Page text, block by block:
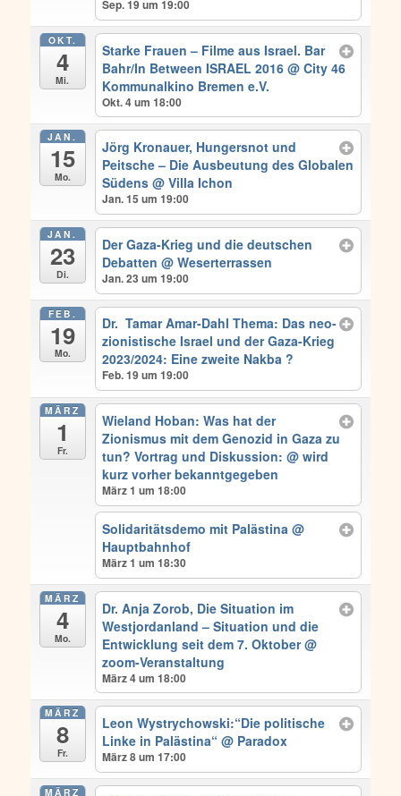
Sep. 19 um 19:00
OKT.
4
Mi.
Starke Frauen – Filme aus Israel. Bar
Bahr/In Between ISRAEL 2016@ City 46
Kommunalkino Bremen e.V.
Okt. 4 um 18:00
JAN.
15
Mo.
Jörg Kronauer, Hungersnot und
Peitsche – Die Ausbeutung des Globalen
Südens@ Villa Ichon
Jan. 15 um 19:00
JAN.
23
Di.
Der Gaza-Krieg und die deutschen
Debatten@ Weserterrassen
Jan. 23 um 19:00
FEB.
19
Mo.
Dr. Tamar Amar-Dahl Thema: Das neo-
zionistische Israel und der Gaza-Krieg
2023/2024: Eine zweite Nakba ?
Feb. 19 um 19:00
MÄRZ
1
Fr.
Wieland Hoban: Was hat der
Zionismus mit dem Genozid in Gaza zu
tun? Vortrag und Diskussion:@ wird
kurz vorher bekanntgegeben
März 1 um 18:00
Solidaritätsdemo mit Palästina@
Hauptbahnhof
März 1 um 18:30
MÄRZ
4
Mo.
Dr. Anja Zorob, Die Situation im
Westjordanland – Situation und die
Entwicklung seit dem 7. Oktober@
zoom-Veranstaltung
März 4 um 18:00
MÄRZ
8
Fr.
Leon Wystrychowski:“Die politische
Linke in Palästina“@ Paradox
März 8 um 17:00
MÄRZ